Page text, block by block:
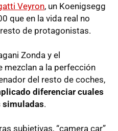
Veyron, un Koenigsegg
que en la vida real no
de protagonistas.
Zonda y el
mezclan a la perfección
del resto de coches,
diferenciar cuales
simuladas.
subjetivas, “camera car”